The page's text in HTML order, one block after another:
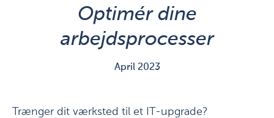
Optimér dine
arbejdsprocesser
April 2023
Trænger dit værksted til et IT-upgrade?